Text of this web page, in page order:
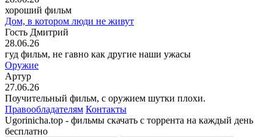
хороший фильм
Дом, в котором люди не живут
Гость Дмитрий
28.06.26
гуд фильм, не гавно как другие наши ужасы
Оружие
Артур
27.06.26
Поучительный фильм, с оружием шутки плохи.
Правообладателям Контакты
Ugorinicha.top - фильмы скачать с торрента на каждый день
бесплатно